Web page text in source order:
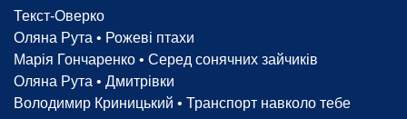
Текст-Оверко
Оляна Рута • Рожеві птахи
Марія Гончаренко • Серед сонячних зайчиків
Оляна Рута • Дмитрівки
Володимир Криницький • Транспорт навколо тебе